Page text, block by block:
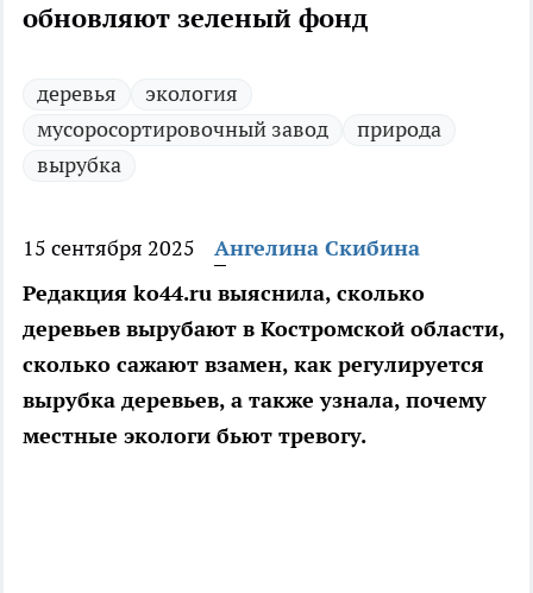
обновляют зеленый фонд
деревья
экология
мусоросортировочный завод
природа
вырубка
15 сентября 2025
Ангелина Скибина
Редакция ko44.ru выяснила, сколько
деревьев вырубают в Костромской области,
сколько сажают взамен, как регулируется
вырубка деревьев, а также узнала, почему
местные экологи бьют тревогу.